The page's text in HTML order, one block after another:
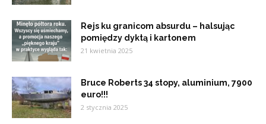
Rejs ku granicom absurdu – halsując
pomiędzy dyktą i kartonem
21 kwietnia 2025
Bruce Roberts 34 stopy, aluminium, 7900
euro!!!
2 stycznia 2025